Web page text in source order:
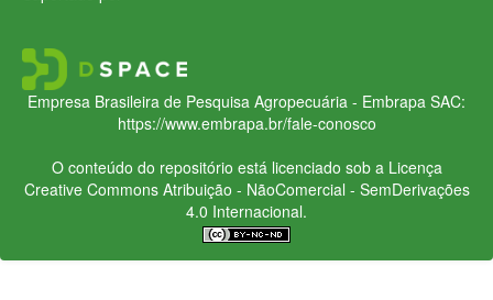
Empresa Brasileira de Pesquisa Agropecuária - Embrapa SAC:
https://www.embrapa.br/fale-conosco
O conteúdo do repositório está licenciado sob a Licença
Creative CommonsAtribuição - NãoComercial - SemDerivações
4.0 Internacional.